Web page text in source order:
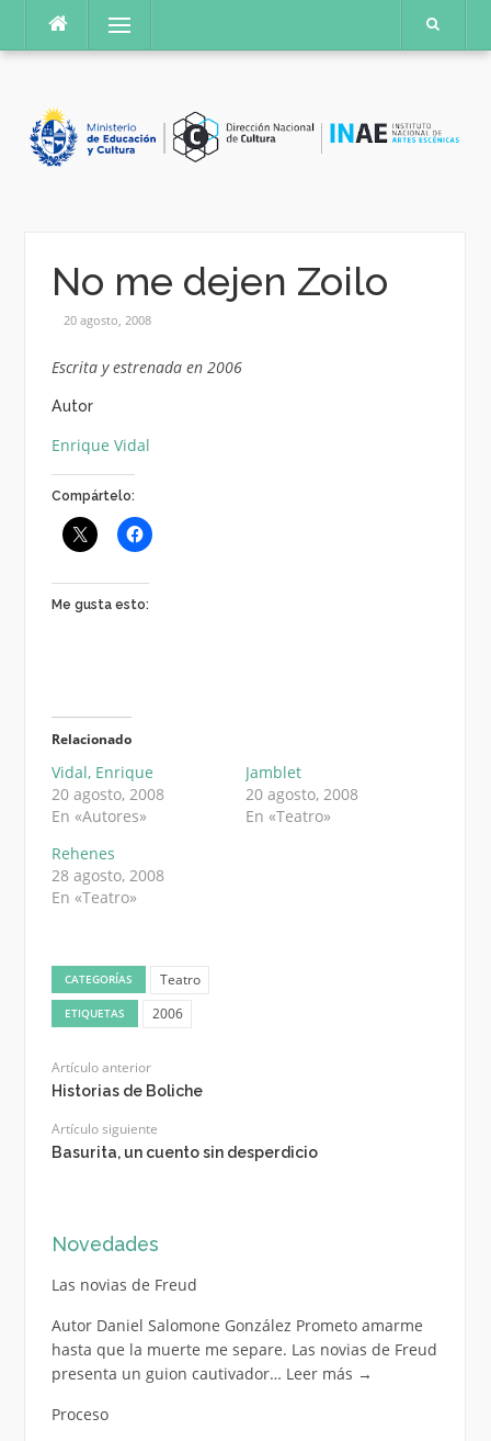
contenido
Menú
No me dejen Zoilo
20 agosto, 2008
Escrita y estrenada en 2006
Autor
Enrique Vidal
Compártelo:
Me gusta esto:
Relacionado
Vidal, Enrique
20 agosto, 2008
En «Autores»
Jamblet
20 agosto, 2008
En «Teatro»
Rehenes
28 agosto, 2008
En «Teatro»
CATEGORÍAS Teatro
ETIQUETAS 2006
Artículo anterior
Historias de Boliche
Artículo siguiente
Basurita, un cuento sin desperdicio
Novedades
Las novias de Freud
Autor Daniel Salomone González Prometo amarme
hasta que la muerte me separe. Las novias de Freud
presenta un guion cautivador… Leer más →
Proceso